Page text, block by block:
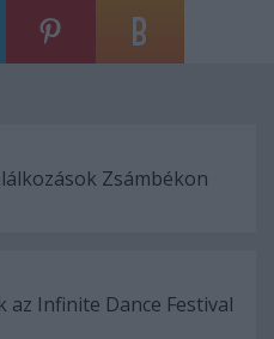
Zsámbékon
az Infinite Dance Festival